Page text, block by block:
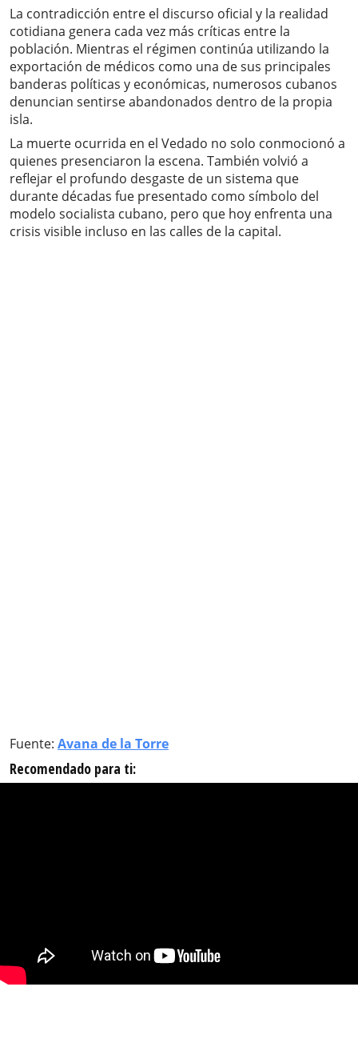
La contradicción entre el discurso oficial y la realidad
cotidiana genera cada vez más críticas entre la
población. Mientras el régimen continúa utilizando la
exportación de médicos como una de sus principales
banderas políticas y económicas, numerosos cubanos
denuncian sentirse abandonados dentro de la propia
isla.
La muerte ocurrida en el Vedado no solo conmocionó a
quienes presenciaron la escena. También volvió a
reflejar el profundo desgaste de un sistema que
durante décadas fue presentado como símbolo del
modelo socialista cubano, pero que hoy enfrenta una
crisis visible incluso en las calles de la capital.
Fuente: Avana de la Torre
Recomendado para ti: